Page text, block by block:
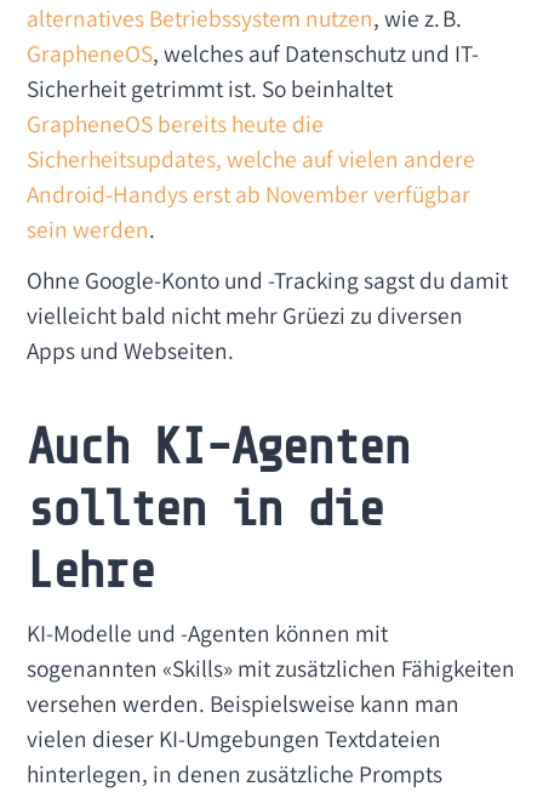
alternatives Betriebssystem nutzen, wie z. B.
GrapheneOS, welches auf Datenschutz und IT-
Sicherheit getrimmt ist. So beinhaltet
GrapheneOS bereits heute die
Sicherheitsupdates, welche auf vielen andere
Android-Handys erst ab November verfügbar
sein werden.
Ohne Google-Konto und -Tracking sagst du damit
vielleicht bald nicht mehr Grüezi zu diversen
Apps und Webseiten.
Auch KI-Agenten
sollten in die
Lehre
KI-Modelle und -Agenten können mit
sogenannten «Skills» mit zusätzlichen Fähigkeiten
versehen werden. Beispielsweise kann man
vielen dieser KI-Umgebungen Textdateien
hinterlegen, in denen zusätzliche Prompts